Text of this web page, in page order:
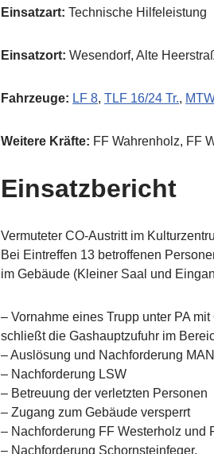
Einsatzart: Technische Hilfeleistung
Einsatzort: Wesendorf, Alte
Fahrzeuge: LF 8,TLF 16/24 Tr.,
Weitere Kräfte: FF Wahrenholz, FF
Einsatzbericht
Vermuteter CO-Austritt im
Bei Eintreffen 13 betroffenen
im Gebäude (Kleiner Saal und
– Vornahme eines Trupp unter PA
schließt die Gashauptzufuhr im
– Auslösung und Nachforderung
– Nachforderung LSW
– Betreuung der verletzten Personen
– Zugang zum Gebäude versperrt
– Nachforderung FF Westerholz und
– Nachforderung Schornsteinfeger.